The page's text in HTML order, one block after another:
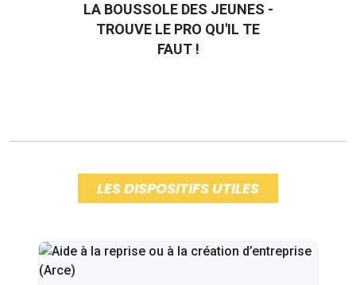
LA BOUSSOLE DES JEUNES -
TROUVE LE PRO QU'IL TE
FAUT !
LES DISPOSITIFS UTILES